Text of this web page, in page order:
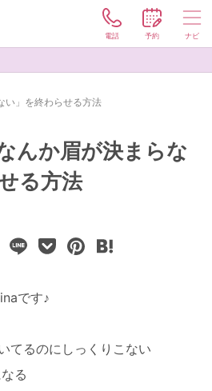
5808-9993
不定休
ナビ
電話 予約
い」を終わらせる方法
んか眉が決まらな
る方法
です♪
てるのにしっくりこない
る